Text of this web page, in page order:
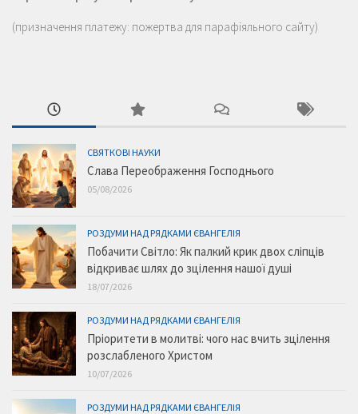
(призначення платежу: пожертва для парафіяльного сайту)
СВЯТКОВІ НАУКИ
Слава Переображення Господнього
05/08/2026
РОЗДУМИ НАД РЯДКАМИ ЄВАНГЕЛІЯ
Побачити Світло: Як палкий крик двох сліпців
відкриває шлях до зцілення нашої душі
18/07/2026
РОЗДУМИ НАД РЯДКАМИ ЄВАНГЕЛІЯ
Пріоритети в молитві: чого нас вчить зцілення
розслабленого Христом
10/07/2026
РОЗДУМИ НАД РЯДКАМИ ЄВАНГЕЛІЯ